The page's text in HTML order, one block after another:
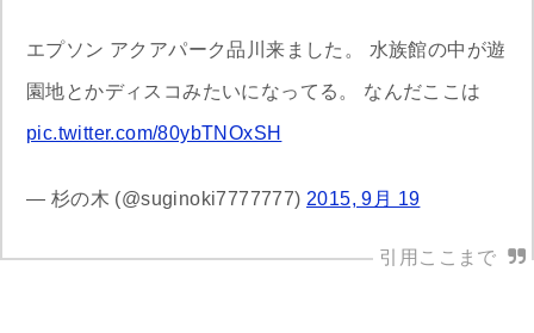
エプソン アクアパーク品川来ました。 水族館の中が遊
園地とかディスコみたいになってる。 なんだここは
pic.twitter.com/80ybTNOxSH
— 杉の木 (@suginoki7777777) 2015, 9月 19